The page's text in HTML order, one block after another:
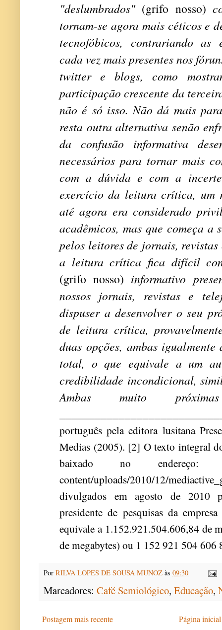
"deslumbrados"(grifo nosso)
tornam-se agora mais céticos e
tecnofóbicos, contrariando as
cada vez mais presentes nos
twitter e blogs, como
participação crescente da
não é só isso. Não dá mais
resta outra alternativa senão
da confusão informativa
necessários para tornar mais
com a dúvida e com a
exercício da leitura crítica, um
até agora era considerado
acadêmicos, mas que começa a
pelos leitores de jornais, revistas
a leitura crítica fica difícil
(grifo nosso) informativo
nossos jornais, revistas e
dispuser a desenvolver o seu
de leitura crítica,
duas opções, ambas
total, o que equivale a um
credibilidade incondicional,
Ambas muito
português pela editora lusitana
Medias (2005). [2] O texto integral
baixado no endereço:
content/uploads/2010/12/
divulgados em agosto de 2010
presidente de pesquisas da
equivale a 1.152.921.504.606,84 de
de megabytes) ou 1 152 921 504 606
Por RILVA LOPES DE SOUSA MUNOZ às 09:30
Marcadores: Café Semiológico, Educação,
Postagem mais recente Página inicial